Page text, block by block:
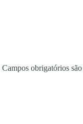
Campos obrigatórios são